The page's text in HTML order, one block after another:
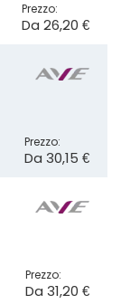
Prezzo:
Da 26,20 €
Prezzo:
Da 30,15 €
Prezzo:
Da 31,20 €